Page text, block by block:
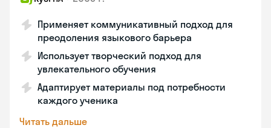
Применяет коммуникативный подход для
преодоления языкового барьера
Использует творческий подход для
увлекательного обучения
Адаптирует материалы под потребности
каждого ученика
Читать дальше